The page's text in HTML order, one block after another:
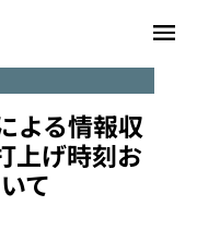
よる情報収
上げ時刻お
て